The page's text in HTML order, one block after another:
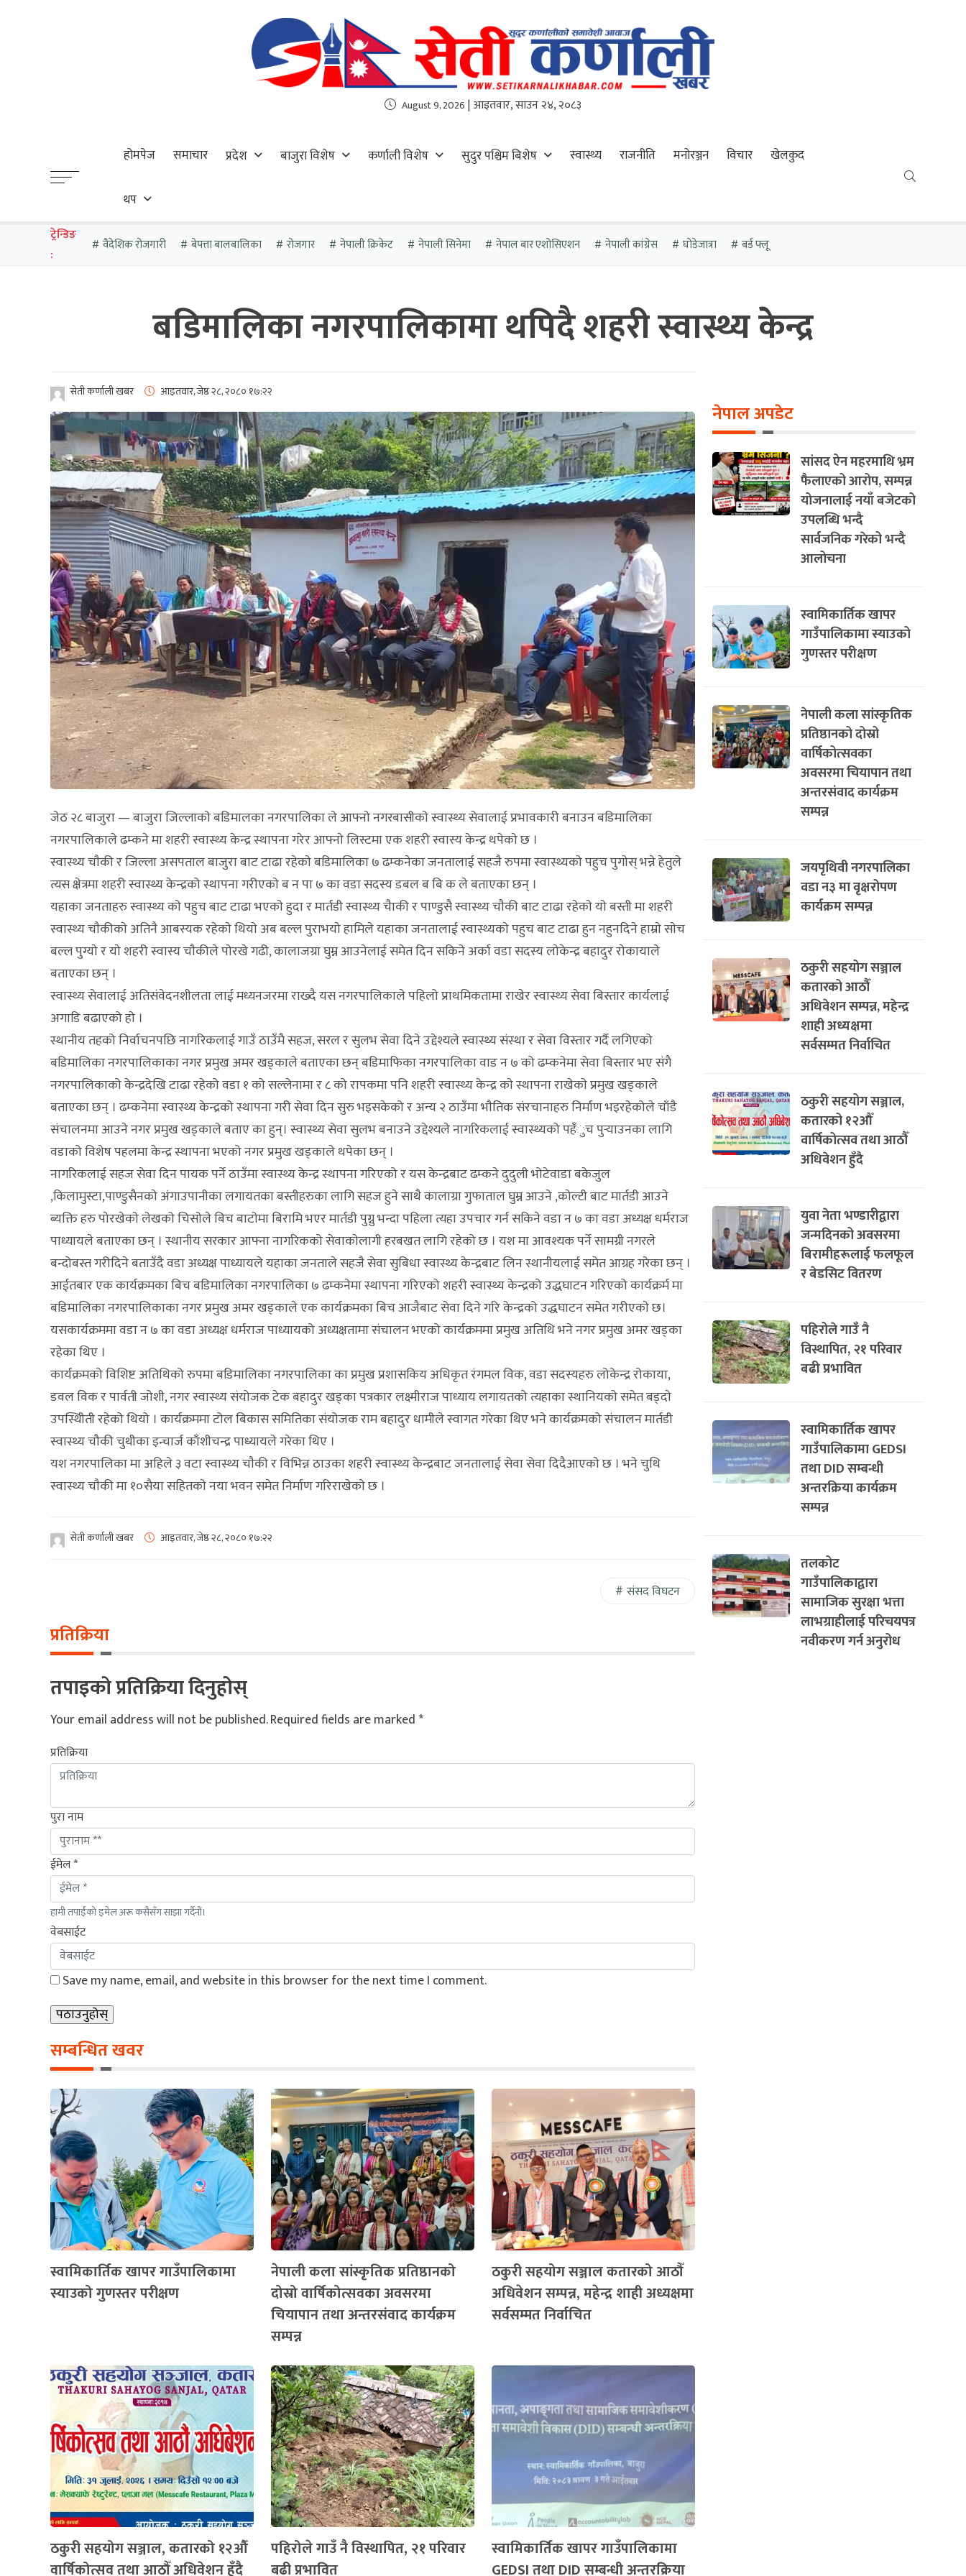
August 9, 2026 | आइतवार, साउन २४, २०८३
होमपेज समाचार प्रदेश बाजुरा विशेष कर्णाली विशेष सुदुर पश्चिम बिशेष स्वास्थ्य राजनीति मनोरञ्जन विचार खेलकुद
थप
ट्रेन्डिङ
:
वैदेशिक रोजगारी बेपत्ता बालबालिका रोजगार नेपाली क्रिकेट नेपाली सिनेमा नेपाल बार एशोसिएशन नेपाली कांग्रेस घोडेजात्रा बर्ड फ्लू
बडिमालिका नगरपालिकामा थपिदै शहरी स्वास्थ्य केन्द्र
सेती कर्णाली खबर आइतवार, जेष्ठ २८, २०८० १७:२२
जेठ २८ बाजुरा — बाजुरा जिल्लाकाे बडिमालका नगरपालिका ले आफ्नाे नगरबासीकाे स्वास्थ्य सेवालाई प्रभावकारी बनाउन बडिमालिका
नगरपालिकाले ढम्कने मा शहरी स्वास्थ्य केन्द्र स्थापना गरेर आफ्नाे लिस्टमा एक शहरी स्वास्य केन्द्र थपेकाे छ ।
स्वास्थ्य चाैकी र जिल्ला असपताल बाजुरा बाट टाढा रहेकाे बडिमालिका ७ ढम्कनेका जनतालाई सहजै रुपमा स्वास्थ्यकाे पहुच पुगाेस् भन्ने हेतुले
त्यस क्षेत्रमा शहरी स्वास्थ्य केन्द्रको स्थापना गरीएकाे ब न पा ७ का वडा सदस्य डबल ब बि क ले बताएका छन् ।
यहाका जनताहरु स्वास्थ्य काे पहुच बाट टाढा भएकाे हुदा र मार्तडी स्वास्थ्य चैाकी र पाण्डुसै स्वास्थ्य चाैकी बाट टाढा रहेकाे याे बस्ती मा शहरी
स्वास्थ्य चाैकीकाे अतिनै आबस्यक रहेकाे थियाे अब बल्ल पुराभयाे हामिले यहाका जनतालाई स्वास्थ्यकाे पहुच बाट टाढा हुन नहुनदिने हाम्राे साेच
बल्ल पुग्याे र याे शहरी स्वास्य चाैकीले पाेरखे गढी, कालाजग्रा घुम्न आउनेलाई समेत दिन सकिने अर्का वडा सदस्य लाेकेन्द्र बहादुर राेकायाले
बताएका छन् ।
स्वास्थ्य सेवालाई अतिसंवेदनशीलता लाई मध्यनजरमा राख्दै यस नगरपालिकाले पहिलो प्राथमिकतामा राखेर स्वास्थ्य सेवा बिस्तार कार्यलाई
अगाडि बढाएको हाे ।
स्थानीय तहको निर्वाचनपछि नागरिकलाई गाउँ ठाउँमै सहज, सरल र सुलभ सेवा दिने उद्देश्यले स्वास्थ्य संस्था र सेवा विस्तार गर्दै लगिएको
बडिमालिका नगरपालिकाका नगर प्रमुख अमर खड्काले बताएका छन् बडिमाफिका नगरपालिका वाड न ७ को ढम्कनेमा सेवा बिस्तार भए संगै
नगरपालिकाको केन्द्रदेखि टाढा रहेको वडा १ को सल्लेनामा र ८ को रापकमा पनि शहरी स्वास्थ्य केन्द्र काे स्थापना राखेकाे प्रमुख खड्काले
बताएका छन् । ढम्कनेमा स्वास्थ्य केन्द्रको स्थापना गरी सेवा दिन सुरु भइसकेको र अन्य २ ठाउँमा भाैतिक संरचानाहरु निर्माण भइरहेकोले चाँडै
संचालनमा आउने नगर प्रमुख खड्काले बताए का हुन्। स्वास्थ्य सेवा सुलभ बनाउने उद्देश्यले नागरिकलाई स्वास्थ्यको पहँुच पुर्‍याउनका लागि
वडाको विशेष पहलमा केन्द्र स्थापना भएको नगर प्रमुख खड्काले थपेका छन् ।
नागरिकलाई सहज सेवा दिन पायक पर्ने ठाउँमा स्वास्थ्य केन्द्र स्थापना गरिएको र यस केन्द्रबाट ढम्कने दुदुली भोटेवाडा बकेजुल
,किलामुस्टा,पाण्डुसैनकाे अंगाउपानीका लगायतका बस्तीहरुका लागि सहज हुने साथै कालाग्रा गुफाताल घुम्न आउने ,काेल्टी बाट मार्तडी आउने
ब्यक्ति हरु पाेरखेकाे लेखकाे चिसाेले बिच बाटाेमा बिरामि भएर मार्तडी पुग्नु भन्दा पहिला त्यहा उपचार गर्न सकिने वडा न ७ का वडा अध्यक्ष धर्मराज
पाध्यायले बताएका छन् । स्थानीय सरकार आफ्ना नागरिकको सेवाकाेलागी हरबखत लागि रहेको छ । यश मा आवश्यक पर्ने सामग्री नगरले
बन्दोबस्त गरीदिने बताउँदै वडा अध्यक्ष पाध्यायले यहाका जनताले सहजै सेवा सुबिधा स्वास्थ्य केन्द्रबाट लिन स्थानीयलाई समेत आग्रह गरेका छन् ।
आईतबार एक कार्यक्रमका बिच बडिमालिका नगरपालिका ७ ढम्कनेमा स्थापना गरिएको शहरी स्वास्थ्य केन्द्रको उद्धघाटन गरिएको कार्यक्रर्म मा
बडिमालिका नगरपालिकाका नगर प्रमुख अमर खड्काले एक कार्यक्रमका बिच आजैबाट सेवा दिने गरि केन्द्रको उद्धघाटन समेत गरीएकाे छ।
यसकार्यक्रममा वडा न ७ का वडा अध्यक्ष धर्मराज पाध्यायको अध्यक्षतामा संचालन भएको कार्यक्रममा प्रमुख अतिथि भने नगर प्रमुख अमर खड्का
रहेका थिए ।
कार्यक्रमको विशिष्ट अतिथिको रुपमा बडिमालिका नगरपालिका का प्रमुख प्रशासकिय अधिकृत रंगमल विक, वडा सदस्यहरु लोकेन्द्र रोकाया,
डवल विक र पार्वती जोशी, नगर स्वास्थ्य संयोजक टेक बहादुर खड्का पत्रकार लक्ष्मीराज पाध्याय लगायतको त्यहाका स्थानियकाे समेत बड्दाे
उपस्थिीती रहेको थियो । कार्यक्रममा टोल बिकास समितिका संयोजक राम बहादुर धामीले स्वागत गरेका थिए भने कार्यक्रमको संचालन मार्तडी
स्वास्थ्य चौकी चुथीका इन्चार्ज काँशीचन्द्र पाध्यायले गरेका थिए ।
यश नगरपालिका मा अहिले ३ वटा स्वास्थ्य चाैकी र विभिन्न ठाउका शहरी स्वास्थ्य केन्द्रबाट जनतालाई सेवा सेवा दिदैआएकाे छ । भने चुथि
स्वास्थ्य चाैकी मा १०सैया सहितकाे नया भवन समेत निर्माण गरिराखेकाे छ ।
सेती कर्णाली खबर आइतवार, जेष्ठ २८, २०८० १७:२२
संसद विघटन
प्रतिक्रिया
तपाइको प्रतिक्रिया दिनुहोस्
Your email address will not be published.Required fields are marked*
प्रतिक्रिया
पुरा नाम
ईमेल *
हामी तपाईंको इमेल अरू कसैसँग साझा गर्दैनौं।
वेबसाईट
Save my name, email, and website in this browser for the next time I comment.
सम्बन्धित खवर
स्वामिकार्तिक खापर गाउँपालिकामा
स्याउको गुणस्तर परीक्षण
नेपाली कला सांस्कृतिक प्रतिष्ठानको
दोस्रो वार्षिकोत्सवका अवसरमा
चियापान तथा अन्तरसंवाद कार्यक्रम
सम्पन्न
ठकुरी सहयोग सञ्जाल कतारको आठौँ
अधिवेशन सम्पन्न, महेन्द्र शाही अध्यक्षमा
सर्वसम्मत निर्वाचित
ठकुरी सहयोग सञ्जाल, कतारको १२औँ
वार्षिकोत्सव तथा आठौँ अधिवेशन हुँदै
पहिरोले गाउँ नै विस्थापित, २१ परिवार
बढी प्रभावित
स्वामिकार्तिक खापर गाउँपालिकामा
GEDSI तथा DID सम्बन्धी अन्तरक्रिया
नेपाल अपडेट
सांसद ऐन महरमाथि भ्रम
फैलाएको आरोप, सम्पन्न
योजनालाई नयाँ बजेटको
उपलब्धि भन्दै
सार्वजनिक गरेको भन्दै
आलोचना
स्वामिकार्तिक खापर
गाउँपालिकामा स्याउको
गुणस्तर परीक्षण
नेपाली कला सांस्कृतिक
प्रतिष्ठानको दोस्रो
वार्षिकोत्सवका
अवसरमा चियापान तथा
अन्तरसंवाद कार्यक्रम
सम्पन्न
जयपृथिवी नगरपालिका
वडा न३ मा वृक्षरोपण
कार्यक्रम सम्पन्न
ठकुरी सहयोग सञ्जाल
कतारको आठौँ
अधिवेशन सम्पन्न, महेन्द्र
शाही अध्यक्षमा
सर्वसम्मत निर्वाचित
ठकुरी सहयोग सञ्जाल,
कतारको १२औँ
वार्षिकोत्सव तथा आठौँ
अधिवेशन हुँदै
युवा नेता भण्डारीद्वारा
जन्मदिनको अवसरमा
बिरामीहरूलाई फलफूल
र बेडसिट वितरण
पहिरोले गाउँ नै
विस्थापित, २१ परिवार
बढी प्रभावित
स्वामिकार्तिक खापर
गाउँपालिकामा GEDSI
तथा DID सम्बन्धी
अन्तरक्रिया कार्यक्रम
सम्पन्न
तलकोट
गाउँपालिकाद्वारा
सामाजिक सुरक्षा भत्ता
लाभग्राहीलाई परिचयपत्र
नवीकरण गर्न अनुरोध